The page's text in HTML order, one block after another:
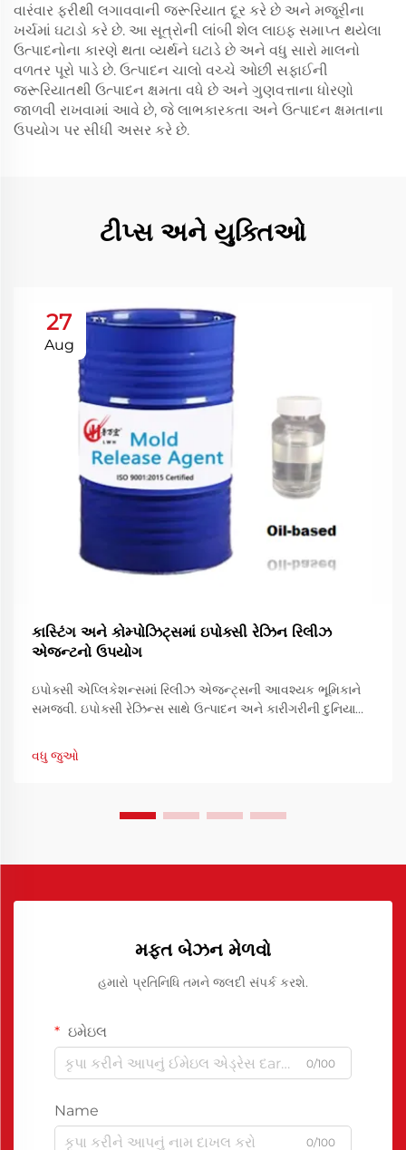
વારંવાર ફરીથી લગાવવાની જરૂરિયાત દૂર કરે છે અને મજૂરીના
ખર્ચમાં ઘટાડો કરે છે. આ સૂત્રોની લાંબી શેલ લાઇફ સમાપ્ત થયેલા
ઉત્પાદનોના કારણે થતા વ્યર્થને ઘટાડે છે અને વધુ સારો માલનો
વળતર પૂરો પાડે છે. ઉત્પાદન ચાલો વચ્ચે ઓછી સફાઈની
જરૂરિયાતથી ઉત્પાદન ક્ષમતા વધે છે અને ગુણવત્તાના ધોરણો
જાળવી રાખવામાં આવે છે, જે લાભકારકતા અને ઉત્પાદન ક્ષમતાના
ઉપયોગ પર સીધી અસર કરે છે.
ટીપ્સ અને યુક્તિઓ
27
Aug
કાસ્ટિંગ અને કોમ્પોઝિટ્સમાં ઇપોક્સી રેઝિન રિલીઝ
એજન્ટનો ઉપયોગ
ઇપોક્સી એપ્લિકેશન્સમાં રિલીઝ એજન્ટ્સની આવશ્યક ભૂમિકાને
સમજવી. ઇપોક્સી રેઝિન્સ સાથે ઉત્પાદન અને કારીગરીની દુનિયામાં,
છે. આ વિશેષ સંયોજનો ખાતરી કરવામાં મહત્વપૂર્ણ ભૂમિકા ભજવે છે...
વધુ જુઓ
મફત બેઝન મેળવો
હમારો પ્રતિનિધિ તમને જલદી સંપર્ક કરશે.
ઇમેઇલ
0/100
Name
0/100